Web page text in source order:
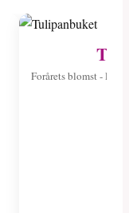
Forårets blomst - læs